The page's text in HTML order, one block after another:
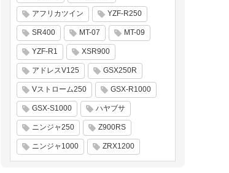
アフリカツイン YZF-R250
SR400 MT-07 MT-09
YZF-R1 XSR900
アドレスV125 GSX250R
Vストローム250 GSX-R1000
GSX-S1000 ハヤブサ
ニンジャ250 Z900RS
ニンジャ1000 ZRX1200